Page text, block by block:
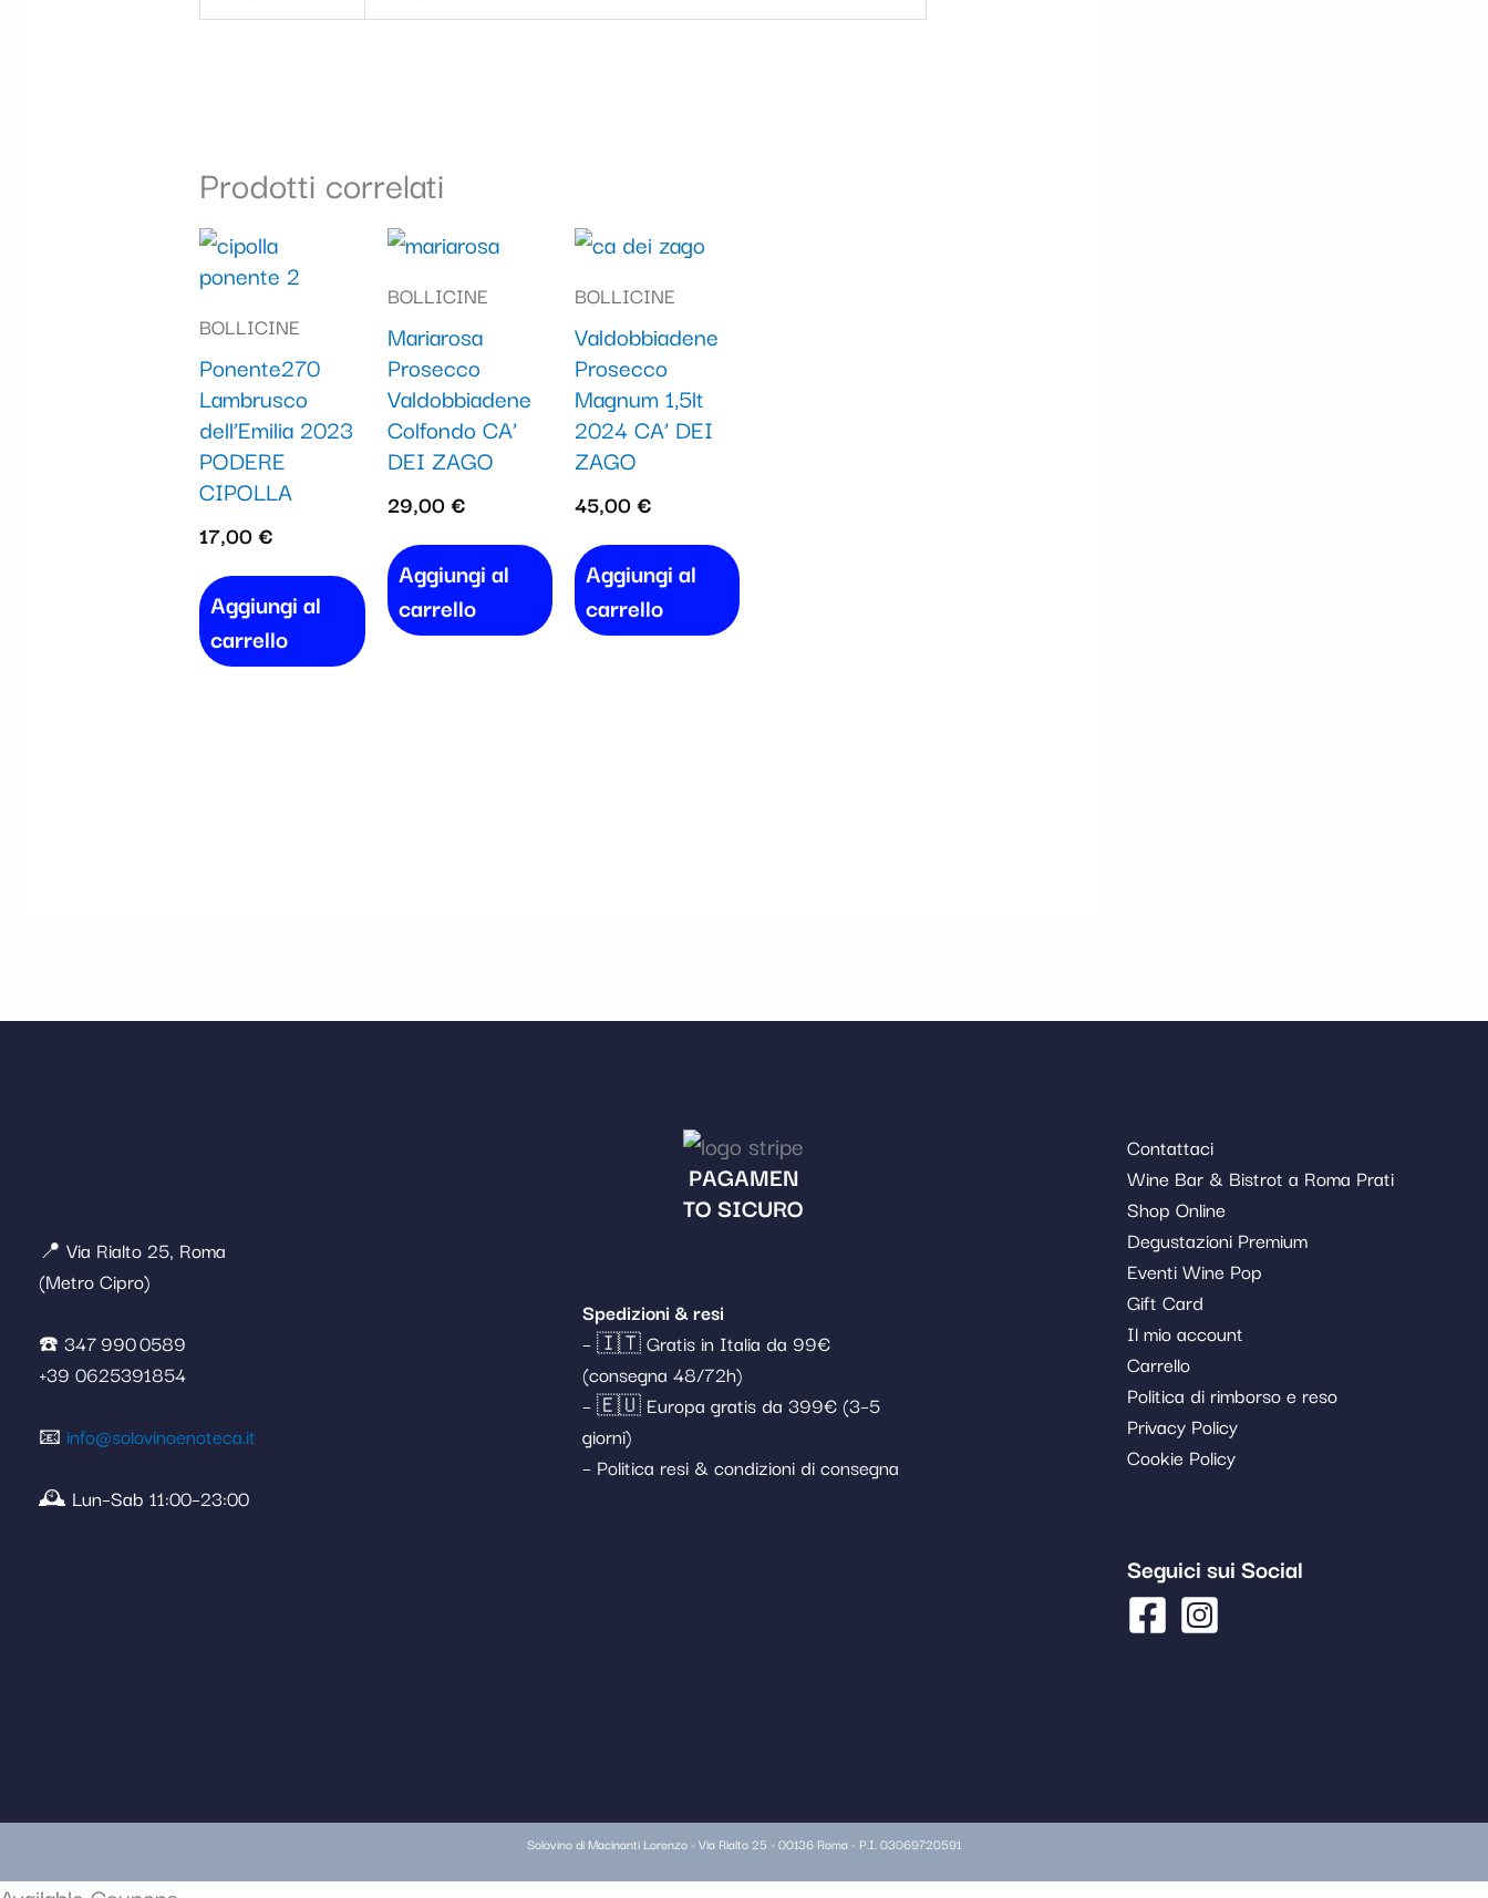
Prodotti correlati
BOLLICINE
Ponente270
Lambrusco
dell’Emilia 2023
PODERE
CIPOLLA
17,00€
Aggiungi al
carrello
BOLLICINE
Mariarosa
Prosecco
Valdobbiadene
Colfondo CA’
DEI ZAGO
29,00€
Aggiungi al
carrello
BOLLICINE
Valdobbiadene
Prosecco
Magnum 1,5lt
2024 CA’ DEI
ZAGO
45,00€
Aggiungi al
carrello
📍 Via Rialto 25, Roma
(Metro Cipro)
☎️ 347 990 0589
+39 0625391854
📧 info@solovinoenoteca.it
🕰️ Lun–Sab 11:00–23:00
PAGAMEN
TO SICURO
Spedizioni & resi
– 🇮🇹 Gratis in Italia da 99€
(consegna 48/72h)
– 🇪🇺 Europa gratis da 399€ (3–5
giorni)
– Politica resi & condizioni di consegna
Contattaci
Wine Bar & Bistrot a Roma Prati
Shop Online
Degustazioni Premium
Eventi Wine Pop
Gift Card
Il mio account
Carrello
Politica di rimborso e reso
Privacy Policy
Cookie Policy
Seguici sui Social
Solovino di Macinanti Lorenzo - Via Rialto 25 - 00136 Roma - P.I. 03069720591